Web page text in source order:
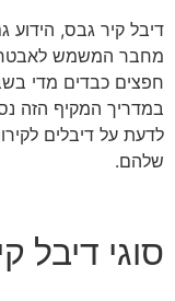
דיבל קיר גבס, הידוע
מחבר המשמש
חפצים כבדים מדי
במדריך המקיף הזה
לדעת על דיבלים
שלהם.
סוגי דיבל